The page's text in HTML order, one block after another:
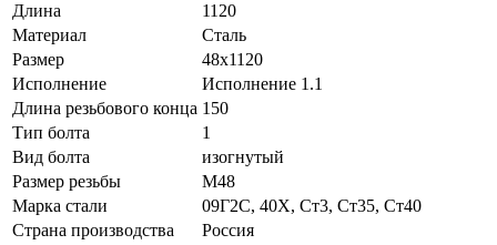
Длина
1120
Материал
Сталь
Размер
48х1120
Исполнение
Исполнение 1.1
Длина резьбового конца 150
Тип болта
1
Вид болта
изогнутый
Размер резьбы
М48
Марка стали
09Г2С, 40Х, Ст3, Ст35, Ст40
Страна производства
Россия